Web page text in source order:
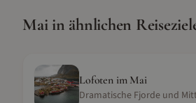
Maiin ähnlichen
Lofotenim Mai
Dramatische Fjorde und